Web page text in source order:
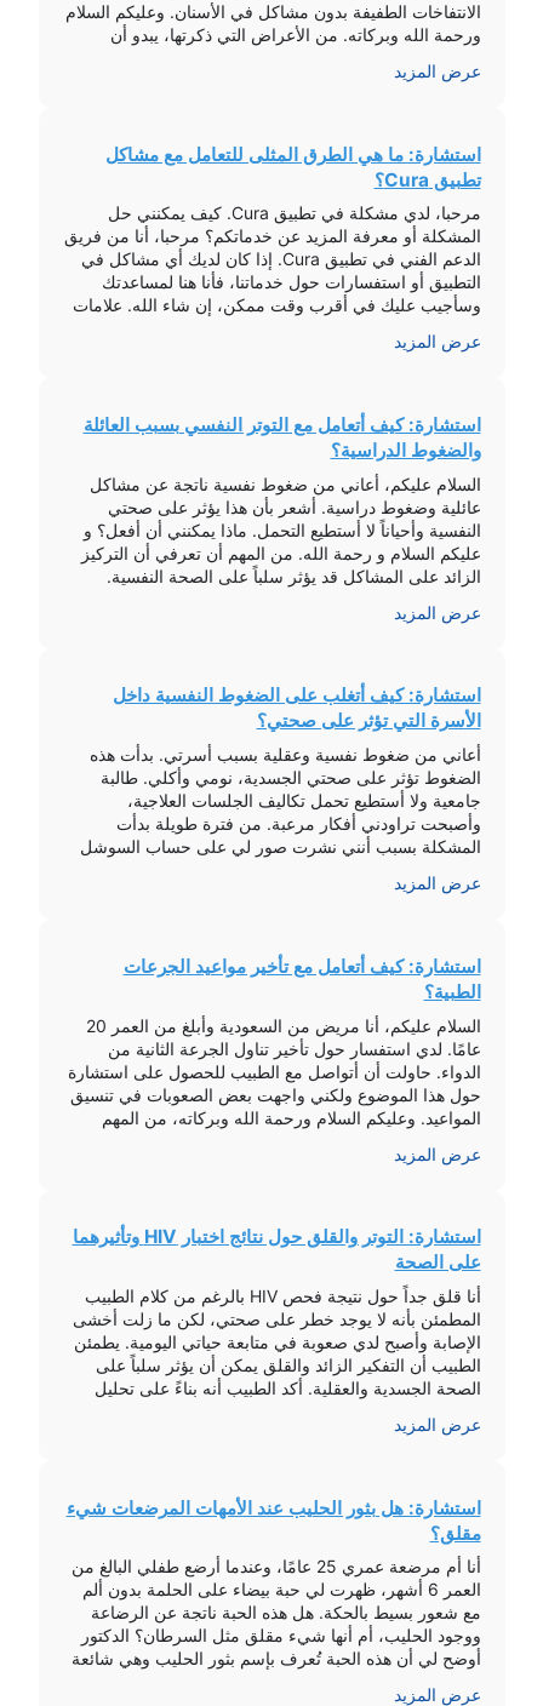
الانتفاخات الطفيفة بدون مشاكل في الأسنان. وعليكم السلام
ورحمة الله وبركاته. من الأعراض التي ذكرتها، يبدو أن
عرض المزيد
استشارة: ما هي الطرق المثلى للتعامل مع مشاكل
تطبيق Cura؟
مرحبا، لدي مشكلة في تطبيق Cura. كيف يمكنني حل
المشكلة أو معرفة المزيد عن خدماتكم؟ مرحبا، أنا من فريق
الدعم الفني في تطبيق Cura. إذا كان لديك أي مشاكل في
التطبيق أو استفسارات حول خدماتنا، فأنا هنا لمساعدتك
وسأجيب عليك في أقرب وقت ممكن، إن شاء الله. علامات
عرض المزيد
استشارة: كيف أتعامل مع التوتر النفسي بسبب العائلة
والضغوط الدراسية؟
السلام عليكم، أعاني من ضغوط نفسية ناتجة عن مشاكل
عائلية وضغوط دراسية. أشعر بأن هذا يؤثر على صحتي
النفسية وأحياناً لا أستطيع التحمل. ماذا يمكنني أن أفعل؟ و
عليكم السلام و رحمة الله. من المهم أن تعرفي أن التركيز
الزائد على المشاكل قد يؤثر سلباً على الصحة النفسية.
عرض المزيد
استشارة: كيف أتغلب على الضغوط النفسية داخل
الأسرة التي تؤثر على صحتي؟
أعاني من ضغوط نفسية وعقلية بسبب أسرتي. بدأت هذه
الضغوط تؤثر على صحتي الجسدية، نومي وأكلي. طالبة
جامعية ولا أستطيع تحمل تكاليف الجلسات العلاجية،
وأصبحت تراودني أفكار مرعبة. من فترة طويلة بدأت
المشكلة بسبب أنني نشرت صور لي على حساب السوشل
المعاملة. نصحني الطبيب ببدء علاج بأدوية […]
عرض المزيد
استشارة: كيف أتعامل مع تأخير مواعيد الجرعات
الطبية؟
السلام عليكم، أنا مريض من السعودية وأبلغ من العمر 20
عامًا. لدي استفسار حول تأخير تناول الجرعة الثانية من
الدواء. حاولت أن أتواصل مع الطبيب للحصول على استشارة
حول هذا الموضوع ولكني واجهت بعض الصعوبات في تنسيق
المواعيد. وعليكم السلام ورحمة الله وبركاته، من المهم
العلاج. إن […]
عرض المزيد
استشارة: التوتر والقلق حول نتائج اختبار HIV وتأثيرهما
على الصحة
أنا قلق جداً حول نتيجة فحص HIV بالرغم من كلام الطبيب
المطمئن بأنه لا يوجد خطر على صحتي، لكن ما زلت أخشى
الإصابة وأصبح لدي صعوبة في متابعة حياتي اليومية. يطمئن
الطبيب أن التفكير الزائد والقلق يمكن أن يؤثر سلباً على
الصحة الجسدية والعقلية. أكد الطبيب أنه بناءً على تحليل
عرض المزيد
استشارة: هل بثور الحليب عند الأمهات المرضعات شيء
مقلق؟
أنا أم مرضعة عمري 25 عامًا، وعندما أرضع طفلي البالغ من
العمر 6 أشهر، ظهرت لي حبة بيضاء على الحلمة بدون ألم
مع شعور بسيط بالحكة. هل هذه الحبة ناتجة عن الرضاعة
ووجود الحليب، أم أنها شيء مقلق مثل السرطان؟ الدكتور
أوضح لي أن هذه الحبة تُعرف بإسم بثور الحليب وهي شائعة
عرض المزيد